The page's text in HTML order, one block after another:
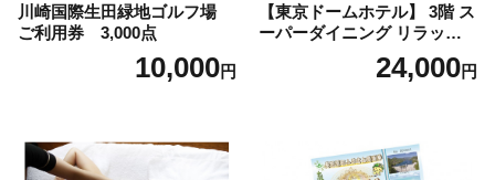
川崎国際生田緑地ゴルフ場
ご利用券 3,000点
10,000円
【東京ドームホテル】 3階 ス
ーパーダイニング リラッサ
ランチブッフェ お食事券 大
人1名様分 関東 東京 ご利用
24,000円